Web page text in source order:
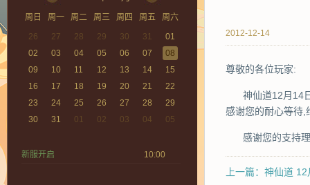
周日 周一 周二 周三 周四 周五
周六
26
27 28 29 30 31
01
02
03 04 05 06 07
08
09
10 11 12 13 14
15
16
17 18 19 20 21
22
23
24 25 26 27 28
29
30
31 01 02 03 04 05
新服开启 10:00
2012-12-14
尊敬的各位玩家:
神仙道12月14
感谢您的耐心等待,
感谢您的支持
上一篇：神仙道